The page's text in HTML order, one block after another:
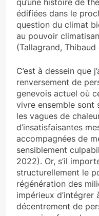
qu’une histoire de
édifiées dans le
question du climat
au pouvoir
(Tallagrand,
C’est à dessein que
renversement de
genevois actuel où
vivre ensemble sont
les vagues de
d’insatisfaisantes
accompagnées de
sensiblement
2022). Or, s’il
structurellement le
régénération des
impérieux
décentrement de